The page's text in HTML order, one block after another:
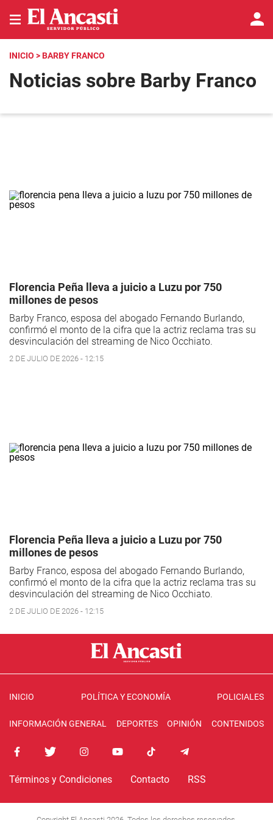
INICIO > BARBY FRANCO
Noticias sobre Barby Franco
Florencia Peña lleva a juicio a Luzu por 750
millones de pesos
Barby Franco, esposa del abogado Fernando Burlando,
confirmó el monto de la cifra que la actriz reclama tras su
desvinculación del streaming de Nico Occhiato.
2 DE JULIO DE 2026 - 12:15
Florencia Peña lleva a juicio a Luzu por 750
millones de pesos
Barby Franco, esposa del abogado Fernando Burlando,
confirmó el monto de la cifra que la actriz reclama tras su
desvinculación del streaming de Nico Occhiato.
2 DE JULIO DE 2026 - 12:15
INICIO POLÍTICA Y ECONOMÍA POLICIALES
INFORMACIÓN GENERAL DEPORTES OPINIÓN CONTENIDOS
Términos y Condiciones Contacto RSS